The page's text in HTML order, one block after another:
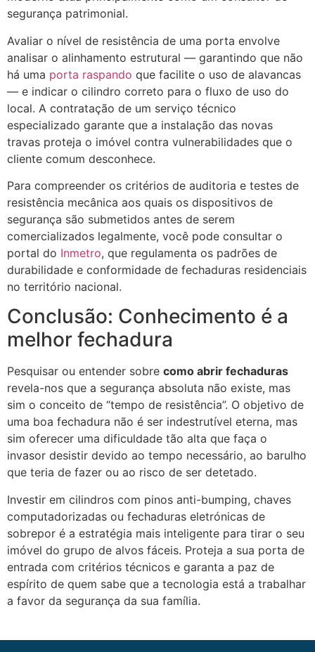
segurança patrimonial.
Avaliar o nível de resistência de uma porta envolve
analisar o alinhamento estrutural — garantindo que não
há uma porta raspando que facilite o uso de alavancas
— e indicar o cilindro correto para o fluxo de uso do
local. A contratação de um serviço técnico
especializado garante que a instalação das novas
travas proteja o imóvel contra vulnerabilidades que o
cliente comum desconhece.
Para compreender os critérios de auditoria e testes de
resistência mecânica aos quais os dispositivos de
segurança são submetidos antes de serem
comercializados legalmente, você pode consultar o
portal do Inmetro, que regulamenta os padrões de
durabilidade e conformidade de fechaduras residenciais
no território nacional.
Conclusão: Conhecimento é a
melhor fechadura
Pesquisar ou entender sobre como abrir fechaduras
revela-nos que a segurança absoluta não existe, mas
sim o conceito de “tempo de resistência”. O objetivo de
uma boa fechadura não é ser indestrutível eterna, mas
sim oferecer uma dificuldade tão alta que faça o
invasor desistir devido ao tempo necessário, ao barulho
que teria de fazer ou ao risco de ser detetado.
Investir em cilindros com pinos anti-bumping, chaves
computadorizadas ou fechaduras eletrónicas de
sobrepor é a estratégia mais inteligente para tirar o seu
imóvel do grupo de alvos fáceis. Proteja a sua porta de
entrada com critérios técnicos e garanta a paz de
espírito de quem sabe que a tecnologia está a trabalhar
a favor da segurança da sua família.